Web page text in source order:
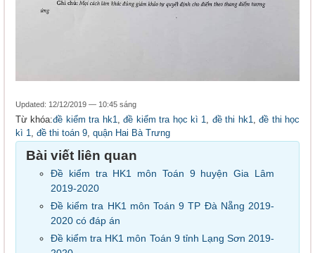
Updated: 12/12/2019 — 10:45 sáng
Từ khóa:đề kiểm tra hk1,đề kiểm tra học kì 1, đề thi hk1,đề thi học
kì 1, đề thi toán 9, quận Hai Bà Trưng
Bài viết liên quan
Đề kiểm tra HK1 môn Toán 9 huyện Gia Lâm
2019-2020
Đề kiểm tra HK1 môn Toán 9 TP Đà Nẵng 2019-
2020 có đáp án
Đề kiểm tra HK1 môn Toán 9 tỉnh Lạng Sơn 2019-